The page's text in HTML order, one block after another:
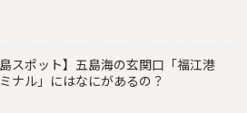
島スポット】五島海の玄関口「福江港
ナル」にはなにがあるの？